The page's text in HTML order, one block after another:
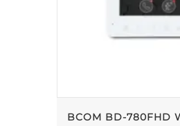
BCOM BD-780FHD